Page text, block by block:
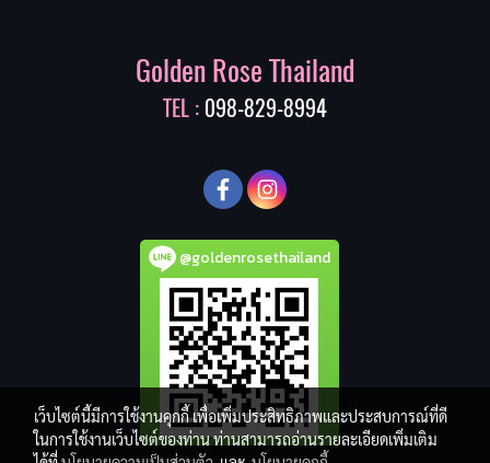
Golden Rose Thailand
TEL : 098-829-8994
@goldenrosethailand
เว็บไซต์นี้มีการใช้งานคุกกี้ เพื่อเพิ่มประสิทธิภาพและประสบการณ์ที่ดี
ในการใช้งานเว็บไซต์ของท่าน ท่านสามารถอ่านรายละเอียดเพิ่มเติม